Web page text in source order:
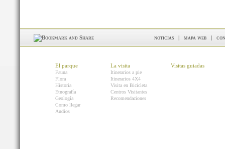
noticias | mapa web |
El parque
Fauna
Flora
Historia
Etnografía
Geología
Como llegar
Audios
La visita
Itinerarios a pie
Itinerarios 4X4
Visita en Bicicleta
Centros Visitantes
Recomendaciones
Visitas guiadas